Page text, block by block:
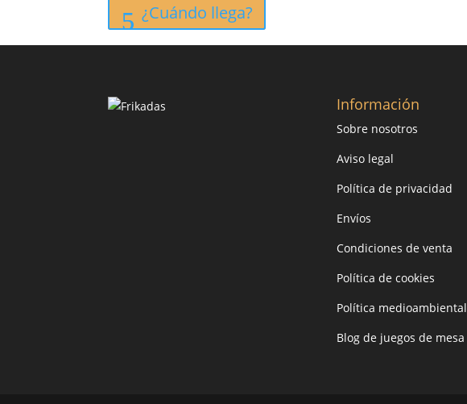
¿Cuándo llega?
Información
Sobre nosotros
Aviso legal
Política de privacidad
Envíos
Condiciones de venta
Política de cookies
Política medioambiental
Blog de juegos de mesa